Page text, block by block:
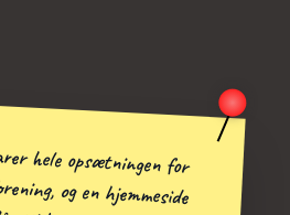
hele opsætningen for
og en hjemmeside
til kun 199 kr. om
Du kan også oprette
gratis og være live om